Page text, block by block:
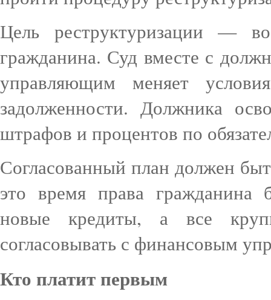
Цель реструктуризации —
гражданина. Суд вместе с
управляющим меняет
задолженности. Должника
штрафов и процентов по
Согласованный план должен
это время права гражданина
новые кредиты, а все
согласовывать с финансовым
Кто платит первым